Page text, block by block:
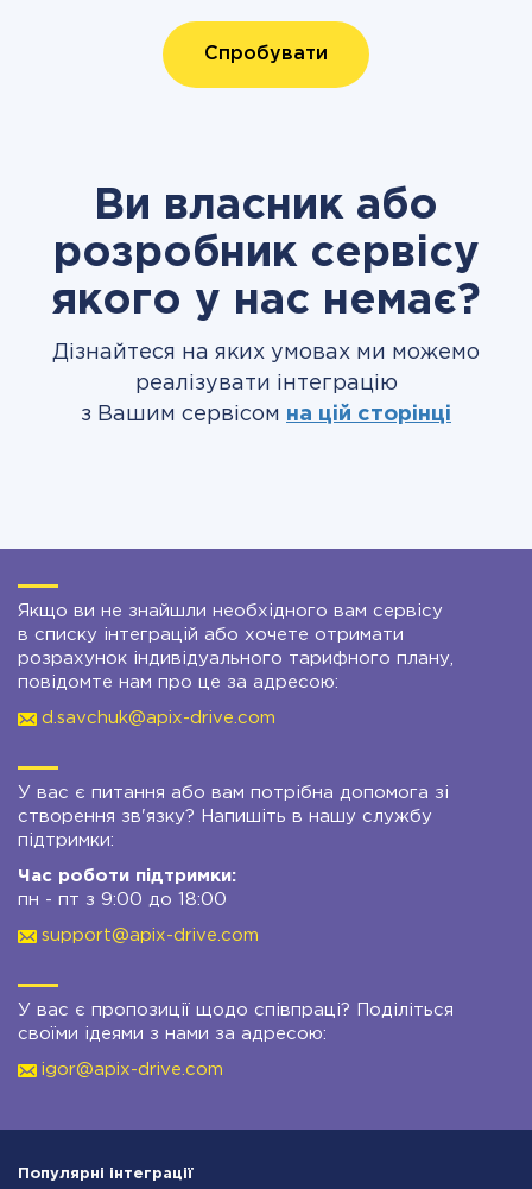
Спробувати
Ви власник або
розробник сервісу
якого у нас немає?
Дізнайтеся на яких умовах ми можемо
реалізувати інтеграцію
з Вашим сервісом на цій сторінці
Якщо ви не знайшли необхідного вам сервісу
в списку інтеграцій або хочете отримати
розрахунок індивідуального тарифного плану,
повідомте нам про це за адресою:
d.savchuk@apix-drive.com
У вас є питання або вам потрібна допомога зі
створення зв'язку? Напишіть в нашу службу
підтримки:
Час роботи підтримки:
пн - пт з 9:00 до 18:00
support@apix-drive.com
У вас є пропозиції щодо співпраці? Поділіться
своїми ідеями з нами за адресою:
igor@apix-drive.com
Популярні інтеграції